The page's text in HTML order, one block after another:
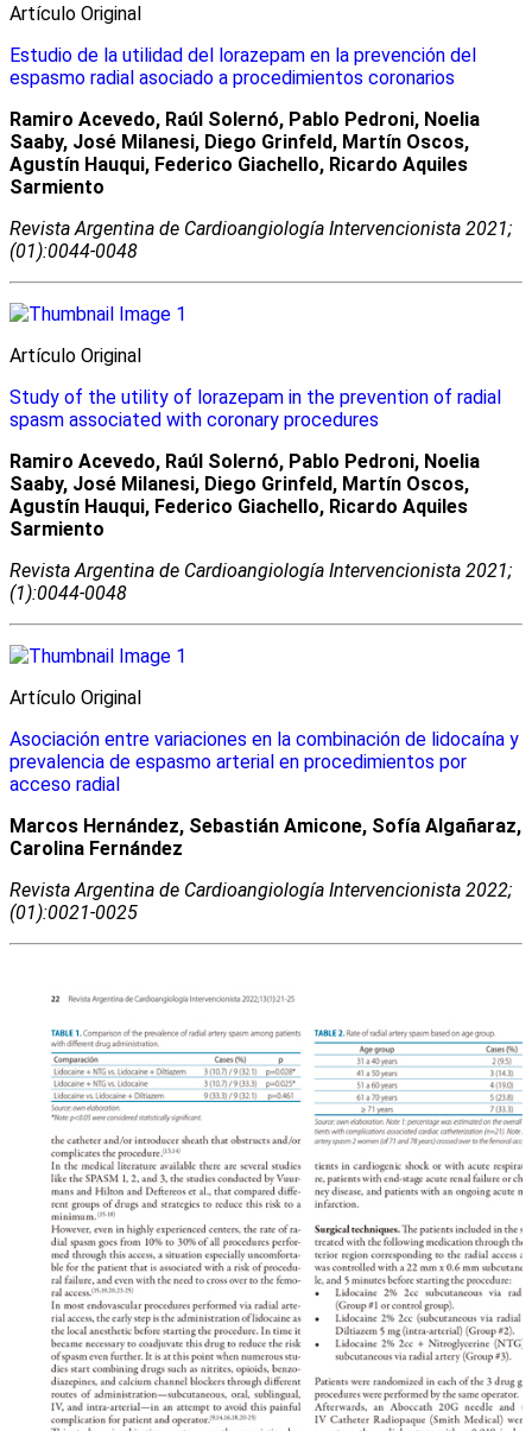
Artículo Original
Estudio de la utilidad del lorazepam en la prevención del
espasmo radial asociado a procedimientos coronarios
Ramiro Acevedo, Raúl Solernó, Pablo Pedroni, Noelia
Saaby, José Milanesi, Diego Grinfeld, Martín Oscos,
Agustín Hauqui, Federico Giachello, Ricardo Aquiles
Sarmiento
Revista Argentina de Cardioangiologí­a Intervencionista 2021;
(01):0044-0048
Artículo Original
Study of the utility of lorazepam in the prevention of radial
spasm associated with coronary procedures
Ramiro Acevedo, Raúl Solernó, Pablo Pedroni, Noelia
Saaby, José Milanesi, Diego Grinfeld, Martín Oscos,
Agustín Hauqui, Federico Giachello, Ricardo Aquiles
Sarmiento
Revista Argentina de Cardioangiologí­a Intervencionista 2021;
(1):0044-0048
Artículo Original
Asociación entre variaciones en la combinación de lidocaína y
prevalencia de espasmo arterial en procedimientos por
acceso radial
Marcos Hernández, Sebastián Amicone, Sofía Algañaraz,
Carolina Fernández
Revista Argentina de Cardioangiologí­a Intervencionista 2022;
(01):0021-0025